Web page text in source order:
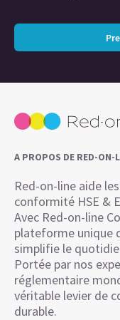
A PROPOS DE RED-ON-
Red-on-line aide
conformité HSE &
Avec Red-on-line
plateforme unique
simplifie le
Portée par nos
réglementaire
véritable levier de
durable.